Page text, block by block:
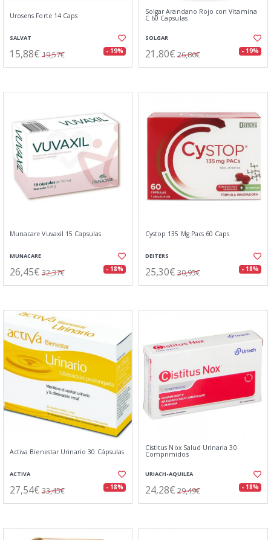
Urosens Forte 14 Caps
SALVAT
15,88€ 19,57€ - 19%
Solgar Arandano Rojo con Vitamina
C 60 Capsulas
SOLGAR
21,80€ 26,86€ - 19%
Munacare Vuvaxil 15 Capsulas
MUNACARE
26,45€ 32,37€ - 18%
Cystop 135 Mg Pacs 60 Caps
DEITERS
25,30€ 30,95€ - 18%
Activa Bienestar Urinario 30 Cápsulas
ACTIVA
27,54€ 33,45€ - 18%
Cistitus Nox Salud Urinaria 30
Comprimidos
URIACH-AQUILEA
24,28€ 29,49€ - 18%